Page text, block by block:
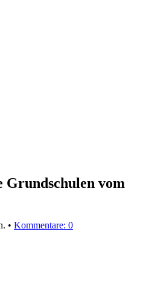
Grundschulen vom
• Kommentare: 0